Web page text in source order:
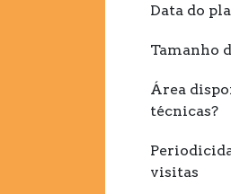
Data do
Tamanho
Área
técnicas?
visitas